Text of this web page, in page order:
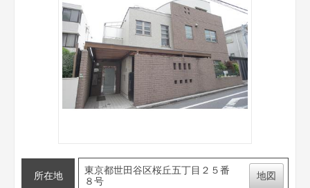
所在地
東京都世田谷区桜丘五丁目２５番
８号
地図